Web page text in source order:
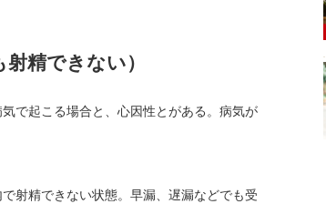
精できない）
で起こる場合と、心因性とがある。病気が
射精できない状態。早漏、遅漏などでも受